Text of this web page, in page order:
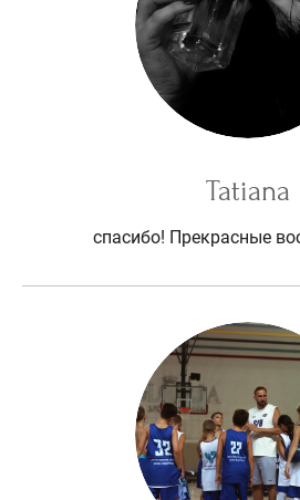
Tatiana
спасибо! Прекрасные